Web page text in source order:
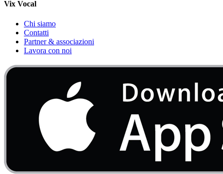
Vix Vocal
Chi siamo
Contatti
Partner & associazioni
Lavora con noi